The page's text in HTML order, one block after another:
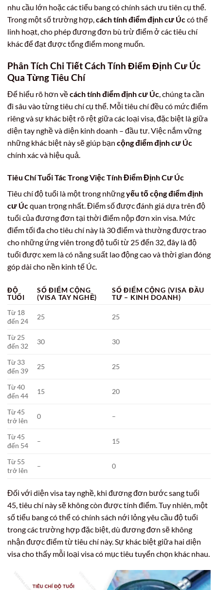
nhu cầu lớn hoặc các tiểu bang có chính sách ưu tiên cụ thể.
Trong một số trường hợp,cách tính điểm định cư Úccó thể
linh hoạt, cho phép đương đơn bù trừ điểm ở các tiêu chí
khác để đạt được tổng điểm mong muốn.
Phân Tích Chi Tiết Cách Tính Điểm Định Cư Úc
Qua Từng Tiêu Chí
Để hiểu rõ hơn vềcách tính điểm định cư Úc, chúng ta cần
đi sâu vào từng tiêu chí cụ thể. Mỗi tiêu chí đều có mức điểm
riêng và sự khác biệt rõ rệt giữa các loại visa, đặc biệt là giữa
diện tay nghề và diện kinh doanh – đầu tư. Việc nắm vững
những khác biệt này sẽ giúp bạn cộng điểm định cư Úc
chính xác và hiệu quả.
Tiêu Chí Tuổi Tác Trong Việc Tính Điểm Định Cư Úc
Tiêu chí độ tuổi là một trong nhữngyếu tố cộng điểm định
cư Úcquan trọng nhất. Điểm số được đánh giá dựa trên độ
tuổi của đương đơn tại thời điểm nộp đơn xin visa. Mức
điểm tối đa cho tiêu chí này là 30 điểm và thường được trao
cho những ứng viên trong độ tuổi từ 25 đến 32, đây là độ
tuổi được xem là có năng suất lao động cao và thời gian đóng
góp dài cho nền kinh tế Úc.
ĐỘ
TUỔI
SỐ ĐIỂM CỘNG
(VISA TAY NGHỀ)
SỐ ĐIỂM CỘNG (VISA ĐẦU
TƯ – KINH DOANH)
Từ 18
đến 24
25 25
Từ 25
đến 32
30 30
Từ 33
đến 39
25 25
Từ 40
đến 44
15 20
Từ 45
trở lên
0 –
Từ 45
đến 54
– 15
Từ 55
trở lên
– 0
Đối với diện visa tay nghề, khi đương đơn bước sang tuổi
45, tiêu chí này sẽ không còn được tính điểm. Tuy nhiên, một
số tiểu bang có thể có chính sách nới lỏng yêu cầu độ tuổi
trong các trường hợp đặc biệt, dù đương đơn sẽ không
nhận được điểm từ tiêu chí này. Sự khác biệt giữa hai diện
visa cho thấy mỗi loại visa có mục tiêu tuyển chọn khác nhau.